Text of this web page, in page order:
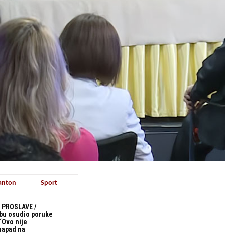
/
osudio poruke
nije
na
Sport